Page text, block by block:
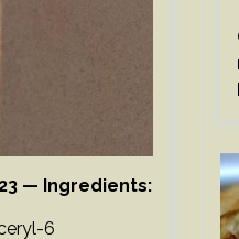
— Ingredients:
6